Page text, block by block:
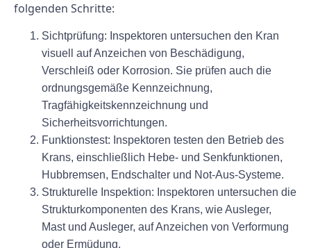
folgenden Schritte:
Sichtprüfung: Inspektoren untersuchen den Kran
visuell auf Anzeichen von Beschädigung,
Verschleiß oder Korrosion. Sie prüfen auch die
ordnungsgemäße Kennzeichnung,
Tragfähigkeitskennzeichnung und
Sicherheitsvorrichtungen.
Funktionstest: Inspektoren testen den Betrieb des
Krans, einschließlich Hebe- und Senkfunktionen,
Hubbremsen, Endschalter und Not-Aus-Systeme.
Strukturelle Inspektion: Inspektoren untersuchen die
Strukturkomponenten des Krans, wie Ausleger,
Mast und Ausleger, auf Anzeichen von Verformung
oder Ermüdung.